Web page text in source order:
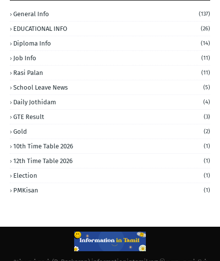
General Info (137)
EDUCATIONAL INFO (26)
Diploma Info (14)
Job Info (11)
Rasi Palan (11)
School Leave News (5)
Daily Jothidam (4)
GTE Result (3)
Gold (2)
10th Time Table 2026 (1)
12th Time Table 2026 (1)
Election (1)
PMKisan (1)